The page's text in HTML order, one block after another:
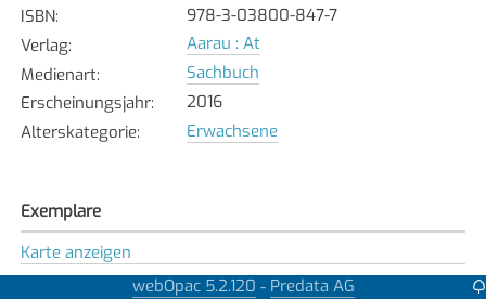
ISBN:
978-3-03800-847-7
Verlag:
Aarau : At
Medienart:
Sachbuch
Erscheinungsjahr:
2016
Alterskategorie: Erwachsene
Exemplare
Karte anzeigen
Wallisellen
webOpac 5.2.120 - Predata AG